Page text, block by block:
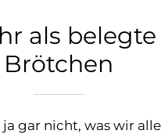
als belegte
Brötchen
gar nicht, was wir